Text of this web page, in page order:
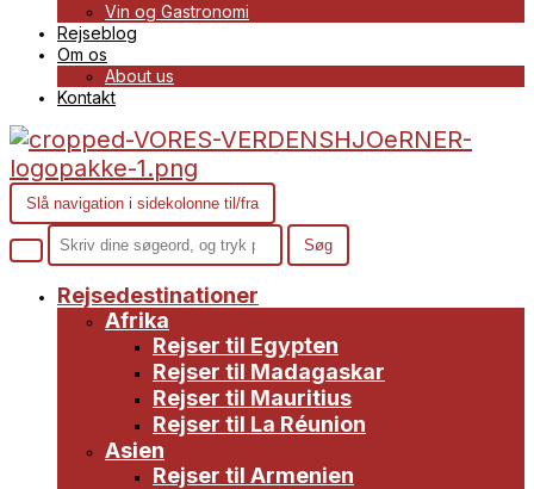
Vin og Gastronomi
Rejseblog
Om os
About us
Kontakt
Slå navigation i sidekolonne til/fra
Rejsedestinationer
Afrika
Rejser til Egypten
Rejser til Madagaskar
Rejser til Mauritius
Rejser til La Réunion
Asien
Rejser til Armenien